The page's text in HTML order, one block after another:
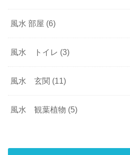
風水 部屋 (6)
風水 トイレ (3)
風水 玄関 (11)
風水 観葉植物 (5)